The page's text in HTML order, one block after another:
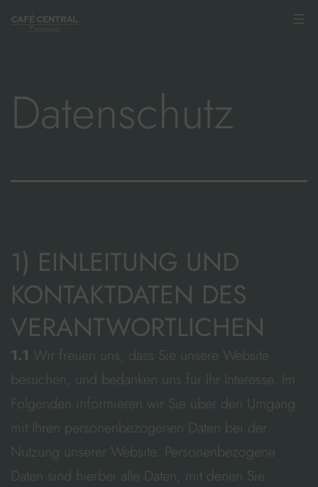
Zum
Datenschutz
1) EINLEITUNG UND
KONTAKTDATEN DES
VERANTWORTLICHEN
1.1 Wir freuen uns, dass Sie unsere Website
besuchen, und bedanken uns für Ihr Interesse. Im
Folgenden informieren wir Sie über den Umgang
mit Ihren personenbezogenen Daten bei der
Nutzung unserer Website. Personenbezogene
Daten sind hierbei alle Daten, mit denen Sie